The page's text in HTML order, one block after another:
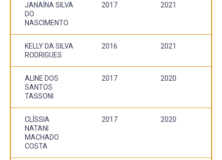
JANAÍNA SILVA
DO
NASCIMENTO
2017 2021
KELLY DA SILVA
RODRIGUES
2016 2021
ALINE DOS
SANTOS
TASSONI
2017 2020
CLÍSSIA
NATANI
MACHADO
COSTA
2017 2020